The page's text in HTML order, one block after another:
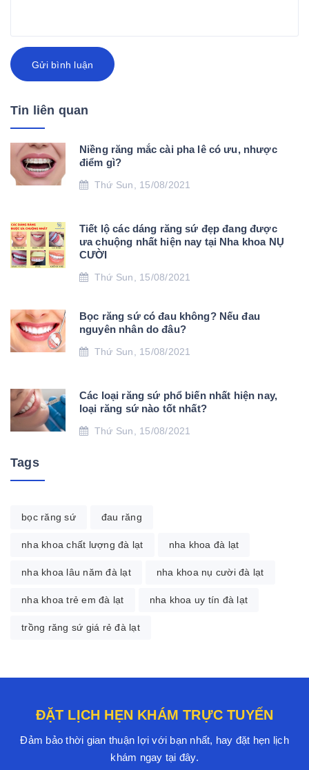
Gửi bình luận
Tin liên quan
Niềng răng mắc cài pha lê có ưu, nhược
điểm gì?
Thứ Sun, 15/08/2021
Tiết lộ các dáng răng sứ đẹp đang được
ưa chuộng nhất hiện nay tại Nha khoa NỤ
CƯỜI
Thứ Sun, 15/08/2021
Bọc răng sứ có đau không? Nếu đau
nguyên nhân do đâu?
Thứ Sun, 15/08/2021
Các loại răng sứ phổ biến nhất hiện nay,
loại răng sứ nào tốt nhất?
Thứ Sun, 15/08/2021
Tags
bọc răng sứ đau răng
nha khoa chất lượng đà lạt nha khoa đà lạt
nha khoa lâu năm đà lạt nha khoa nụ cười đà lạt
nha khoa trẻ em đà lạt nha khoa uy tín đà lạt
trồng răng sứ giá rẻ đà lạt
ĐẶT LỊCH HẸN KHÁM TRỰC TUYẾN
Đảm bảo thời gian thuận lợi với bạn nhất, hay đặt hẹn lịch
khám ngay tại đây.